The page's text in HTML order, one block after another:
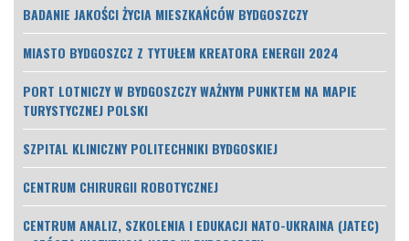
BADANIE JAKOŚCI ŻYCIA MIESZKAŃCÓW BYDGOSZCZY
MIASTO BYDGOSZCZ Z TYTUŁEM KREATORA ENERGII 2024
PORT LOTNICZY W BYDGOSZCZY WAŻNYM PUNKTEM NA MAPIE
TURYSTYCZNEJ POLSKI
SZPITAL KLINICZNY POLITECHNIKI BYDGOSKIEJ
CENTRUM CHIRURGII ROBOTYCZNEJ
CENTRUM ANALIZ, SZKOLENIA I EDUKACJI NATO-UKRAINA (JATEC)